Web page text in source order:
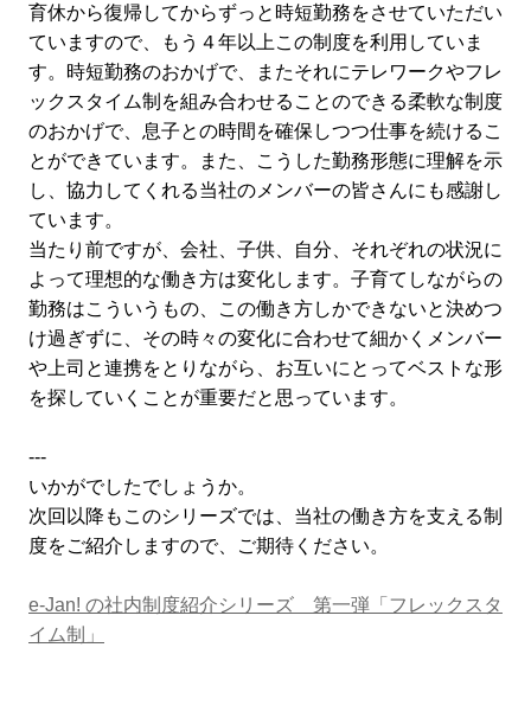
育休から復帰してからずっと時短勤務をさせていただい
ていますので、もう４年以上この制度を利用していま
す。時短勤務のおかげで、またそれにテレワークやフレ
ックスタイム制を組み合わせることのできる柔軟な制度
のおかげで、息子との時間を確保しつつ仕事を続けるこ
とができています。また、こうした勤務形態に理解を示
し、協力してくれる当社のメンバーの皆さんにも感謝し
ています。
当たり前ですが、会社、子供、自分、それぞれの状況に
よって理想的な働き方は変化します。子育てしながらの
勤務はこういうもの、この働き方しかできないと決めつ
け過ぎずに、その時々の変化に合わせて細かくメンバー
や上司と連携をとりながら、お互いにとってベストな形
を探していくことが重要だと思っています。
---
いかがでしたでしょうか。
次回以降もこのシリーズでは、当社の働き方を支える制
度をご紹介しますので、ご期待ください。
e-Jan! の社内制度紹介シリーズ 第一弾「フレックスタ
イム制」